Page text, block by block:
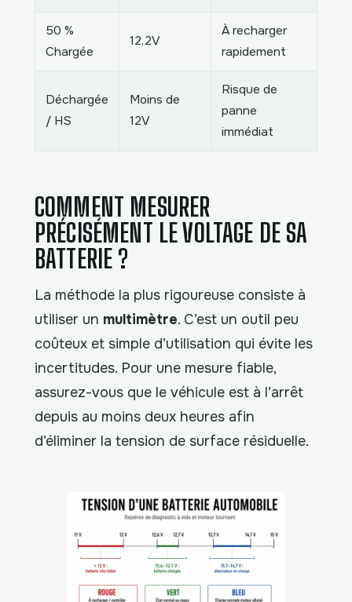
50 %
Chargée
12,2V
À recharger
rapidement
Déchargée
/ HS
Moins de
12V
Risque de
panne
immédiat
COMMENT MESURER
PRÉCISÉMENT LE VOLTAGE DE SA
BATTERIE ?
La méthode la plus rigoureuse consiste à
utiliser un multimètre. C’est un outil peu
coûteux et simple d’utilisation qui évite les
incertitudes. Pour une mesure fiable,
assurez-vous que le véhicule est à l’arrêt
depuis au moins deux heures afin
d’éliminer la tension de surface résiduelle.